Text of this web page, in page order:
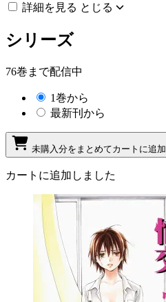
詳細を見る とじる
シリーズ
76巻まで配信中
1巻から
最新刊から
未購入分をまとめてカートに追加
カートに追加しました